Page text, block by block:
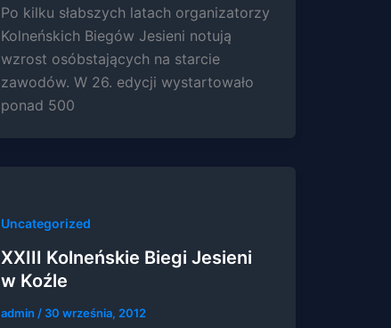
Po kilku słabszych latach organizatorzy
Kolneńskich Biegów Jesieni notują
wzrost osóbstających na starcie
zawodów. W 26. edycji wystartowało
ponad 500
Uncategorized
XXIII Kolneńskie Biegi Jesieni
w Koźle
admin / 30 września, 2012